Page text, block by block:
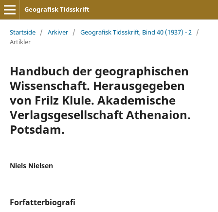
Geografisk Tidsskrift
Startside / Arkiver / Geografisk Tidsskrift, Bind 40 (1937) - 2 /
Artikler
Handbuch der geographischen
Wissenschaft. Herausgegeben
von Frilz Klule. Akademische
Verlagsgesellschaft Athenaion.
Potsdam.
Niels Nielsen
Forfatterbiografi